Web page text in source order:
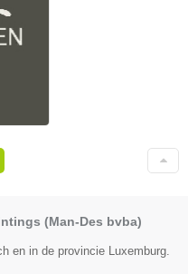
(Man-Des bvba)
en in de provincie Luxemburg.